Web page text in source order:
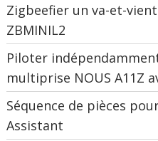
Zigbeefier un va-et-
ZBMINIL2
Piloter
multiprise NOUS A11Z
Séquence de pièces
Assistant